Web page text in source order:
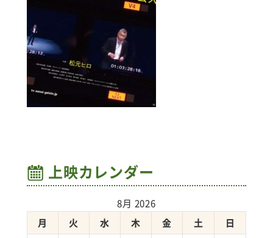
上映カレンダー
8月 2026
月
火 水 木 金 土
日